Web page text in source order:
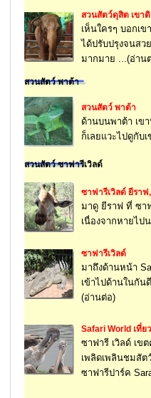
สวนสัตว์ดุสิต เขา
เห็นใครๆ บอกเ
ได้ปรับปรุงจนสว
มากมาย ...(อ่าน
สวนสัตว์ พาต้า
สวนสัตว์ พาต้า
ด้านบนพาต้า เข
ก็เลยแวะไปดูกับ
สวนสัตว์ ซาฟารีเวิลด์
ซาฟารีเวิลด์ ยีรา
มาดู ยีราฟ ที่ ซา
เนื่องจากหายไป
ซาฟารีเวิลด์
มาถึงด้านหน้า
เข้าไปด้านในกัน
(อ่านต่อ)
Safari World เที่
ซาฟารี เวิลด์ เข
เพลิดเพลินชมสัต
ซาฟารีปาร์ค